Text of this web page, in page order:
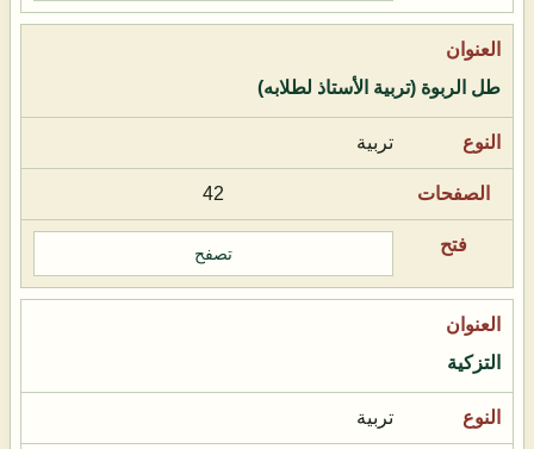
طل الربوة (تربية الأستاذ لطلابه)
تربية
42
تصفح
التزكية
تربية